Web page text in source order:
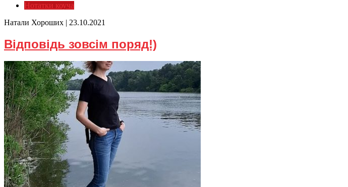
Нотатки коуча
Натали Хороших | 23.10.2021
Відповідь зовсім поряд!)